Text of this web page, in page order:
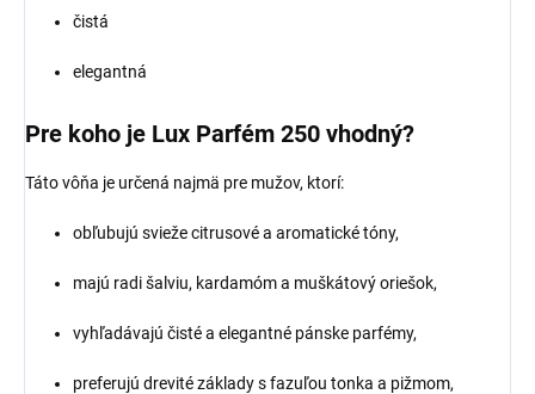
čistá
elegantná
Pre koho je Lux Parfém 250 vhodný?
Táto vôňa je určená najmä pre mužov, ktorí:
obľubujú svieže citrusové a aromatické tóny,
majú radi šalviu, kardamóm a muškátový oriešok,
vyhľadávajú čisté a elegantné pánske parfémy,
preferujú drevité základy s fazuľou tonka a pižmom,